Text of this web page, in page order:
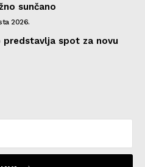
sunčano
2026.
predstavlja spot za novu